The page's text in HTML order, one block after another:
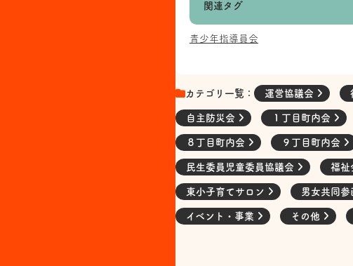
関連タグ
青少年指導員会
カテゴリ一覧： 運営協議会
自主防災会 １丁目町内会
８丁目町内会 ９丁目町内会
民生委員児童委員協議会 福祉
東小子育てサロン 男女共同参
イベント・事業 その他